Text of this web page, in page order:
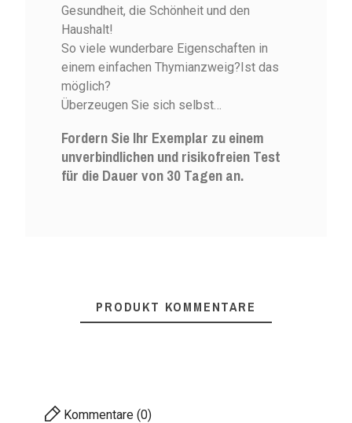
Gesundheit, die Schönheit und den
Haushalt!
So viele wunderbare Eigenschaften in
einem einfachen Thymianzweig?Ist das
möglich?
Überzeugen Sie sich selbst…
Fordern Sie Ihr Exemplar zu einem
unverbindlichen und risikofreien Test
für die Dauer von 30 Tagen an.
PRODUKT KOMMENTARE
Kommentare (0)